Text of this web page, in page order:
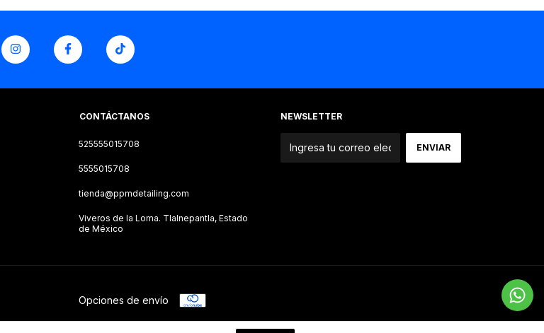
CONTÁCTANOS
525555015708
5555015708
tienda@ppmdetailing.com
Viveros de la Loma. Tlalnepantla, Estado
de México
NEWSLETTER
Opciones de envío